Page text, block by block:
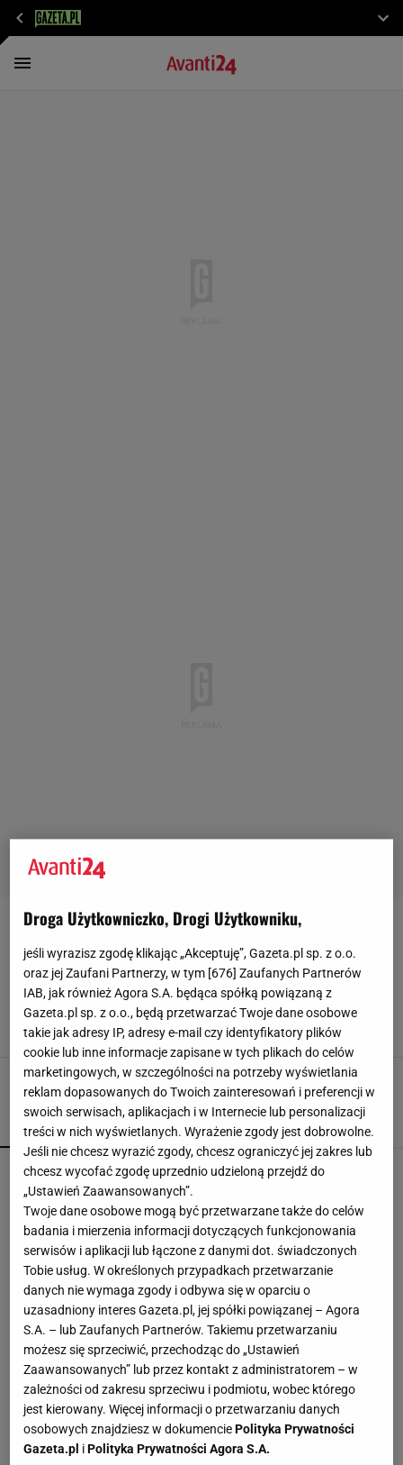
BOTKI-ZIMOWE
Najwygodniejsze modele botków na zimę dla
pań po 60-tce. Mięciutkie jak chmurka i
prezentują się gustownie
Katarzyna Pietrzak, 27 LISTOPADA 2025, 17:10
POPULARNE NAJNOWSZE
Czółenka Lasocki aż 40% taniej. Kupisz je za
niewiele ponad 100 zł
50-tko, te buty od Lasockiego to mięciutki wybór
na jesień
Wróciła do prowadzenia samochodu po 12-
letniej przerwie. Mówi, co pomogło jej
przełamać strach
MATERIAŁ PROMOCYJNY
Sandały Keen to synonim wakacyjnego komfortu
- teraz tańsze o niemal 100 zł
Droga Użytkowniczko, Drogi Użytkowniku,
jeśli wyrazisz zgodę klikając „Akceptuję”, Gazeta.pl sp. z o.o.
oraz jej Zaufani Partnerzy, w tym [ 676 ] Zaufanych Partnerów
IAB, jak również Agora S.A. będąca spółką powiązaną z
Gazeta.pl sp. z o.o., będą przetwarzać Twoje dane osobowe
takie jak adresy IP, adresy e-mail czy identyfikatory plików
cookie lub inne informacje zapisane w tych plikach do celów
marketingowych, w szczególności na potrzeby wyświetlania
reklam dopasowanych do Twoich zainteresowań i preferencji w
swoich serwisach, aplikacjach i w Internecie lub personalizacji
treści w nich wyświetlanych. Wyrażenie zgody jest dobrowolne.
Jeśli nie chcesz wyrazić zgody, chcesz ograniczyć jej zakres lub
chcesz wycofać zgodę uprzednio udzieloną przejdź do
„Ustawień Zaawansowanych”.
Twoje dane osobowe mogą być przetwarzane także do celów
badania i mierzenia informacji dotyczących funkcjonowania
serwisów i aplikacji lub łączone z danymi dot. świadczonych
Tobie usług. W określonych przypadkach przetwarzanie
danych nie wymaga zgody i odbywa się w oparciu o
uzasadniony interes Gazeta.pl, jej spółki powiązanej – Agora
S.A. – lub Zaufanych Partnerów. Takiemu przetwarzaniu
możesz się sprzeciwić, przechodząc do „Ustawień
Zaawansowanych” lub przez kontakt z administratorem – w
zależności od zakresu sprzeciwu i podmiotu, wobec którego
jest kierowany. Więcej informacji o przetwarzaniu danych
osobowych znajdziesz w dokumencie Polityka Prywatności
Gazeta.pl i Polityka Prywatności Agora S.A.